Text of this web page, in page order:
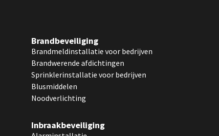
Brandbeveiliging
Brandmeldinstallatie voor bedrijven
Brandwerende afdichtingen
Sprinklerinstallatie voor bedrijven
Blusmiddelen
Noodverlichting
Inbraakbeveiliging